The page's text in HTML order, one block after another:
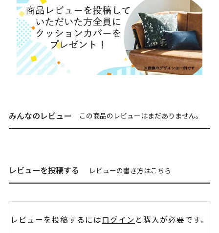
みんなのレビュー この商品のレビューはまだありません。
レビューを投稿する レビューの書き方はこちら
レビューを投稿するにはログイン と購入が必要です。